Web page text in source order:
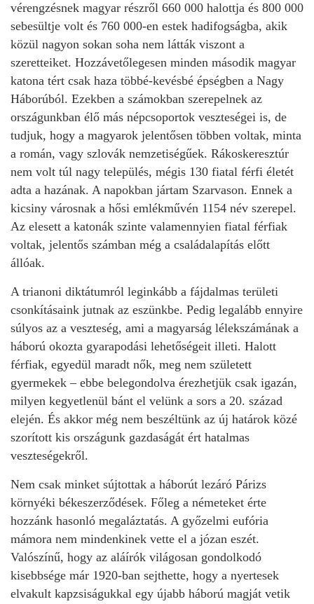
vérengzésnek magyar részről 660 000 halottja és 800 000
sebesültje volt és 760 000-en estek hadifogságba, akik
közül nagyon sokan soha nem látták viszont a
szeretteiket. Hozzávetőlegesen minden második magyar
katona tért csak haza többé-kevésbé épségben a Nagy
Háborúból. Ezekben a számokban szerepelnek az
országunkban élő más népcsoportok veszteségei is, de
tudjuk, hogy a magyarok jelentősen többen voltak, minta
a román, vagy szlovák nemzetiségűek. Rákoskeresztúr
nem volt túl nagy település, mégis 130 fiatal férfi életét
adta a hazának. A napokban jártam Szarvason. Ennek a
kicsiny városnak a hősi emlékművén 1154 név szerepel.
Az elesett a katonák szinte valamennyien fiatal férfiak
voltak, jelentős számban még a családalapítás előtt
állóak.
A trianoni diktátumról leginkább a fájdalmas területi
csonkításaink jutnak az eszünkbe. Pedig legalább ennyire
súlyos az a veszteség, ami a magyarság lélekszámának a
háború okozta gyarapodási lehetőségeit illeti. Halott
férfiak, egyedül maradt nők, meg nem született
gyermekek – ebbe belegondolva érezhetjük csak igazán,
milyen kegyetlenül bánt el velünk a sors a 20. század
elején. És akkor még nem beszéltünk az új határok közé
szorított kis országunk gazdaságát ért hatalmas
veszteségekről.
Nem csak minket sújtottak a háborút lezáró Párizs
környéki békeszerződések. Főleg a németeket érte
hozzánk hasonló megaláztatás. A győzelmi eufória
mámora nem mindenkinek vette el a józan eszét.
Valószínű, hogy az aláírók világosan gondolkodó
kisebbsége már 1920-ban sejthette, hogy a nyertesek
elvakult kapzsiságukkal egy újabb háború magját vetik